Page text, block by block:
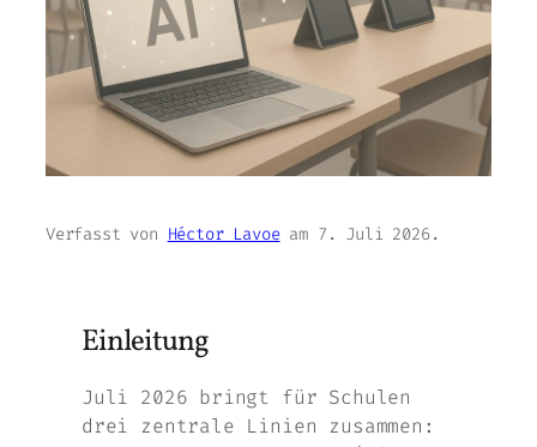
Verfasst von Héctor Lavoeam 7. Juli 2026.
Einleitung
Juli 2026 bringt für Schulen
drei zentrale Linien zusammen: